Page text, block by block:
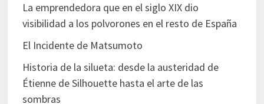
La emprendedora que en el siglo XIX dio
visibilidad a los polvorones en el resto de España
El Incidente de Matsumoto
Historia de la silueta: desde la austeridad de
Étienne de Silhouette hasta el arte de las
sombras